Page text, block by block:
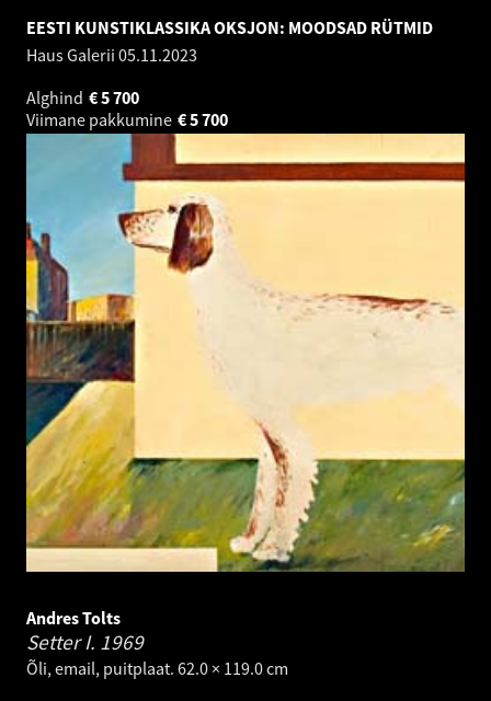
EESTI KUNSTIKLASSIKA OKSJON: MOODSAD RÜTMID
Haus Galerii 05.11.2023
Alghind
5 700
€
Viimane pakkumine
5 700
€
Andres Tolts
Setter I. 1969
Õli, email, puitplaat. 62.0 × 119.0 cm